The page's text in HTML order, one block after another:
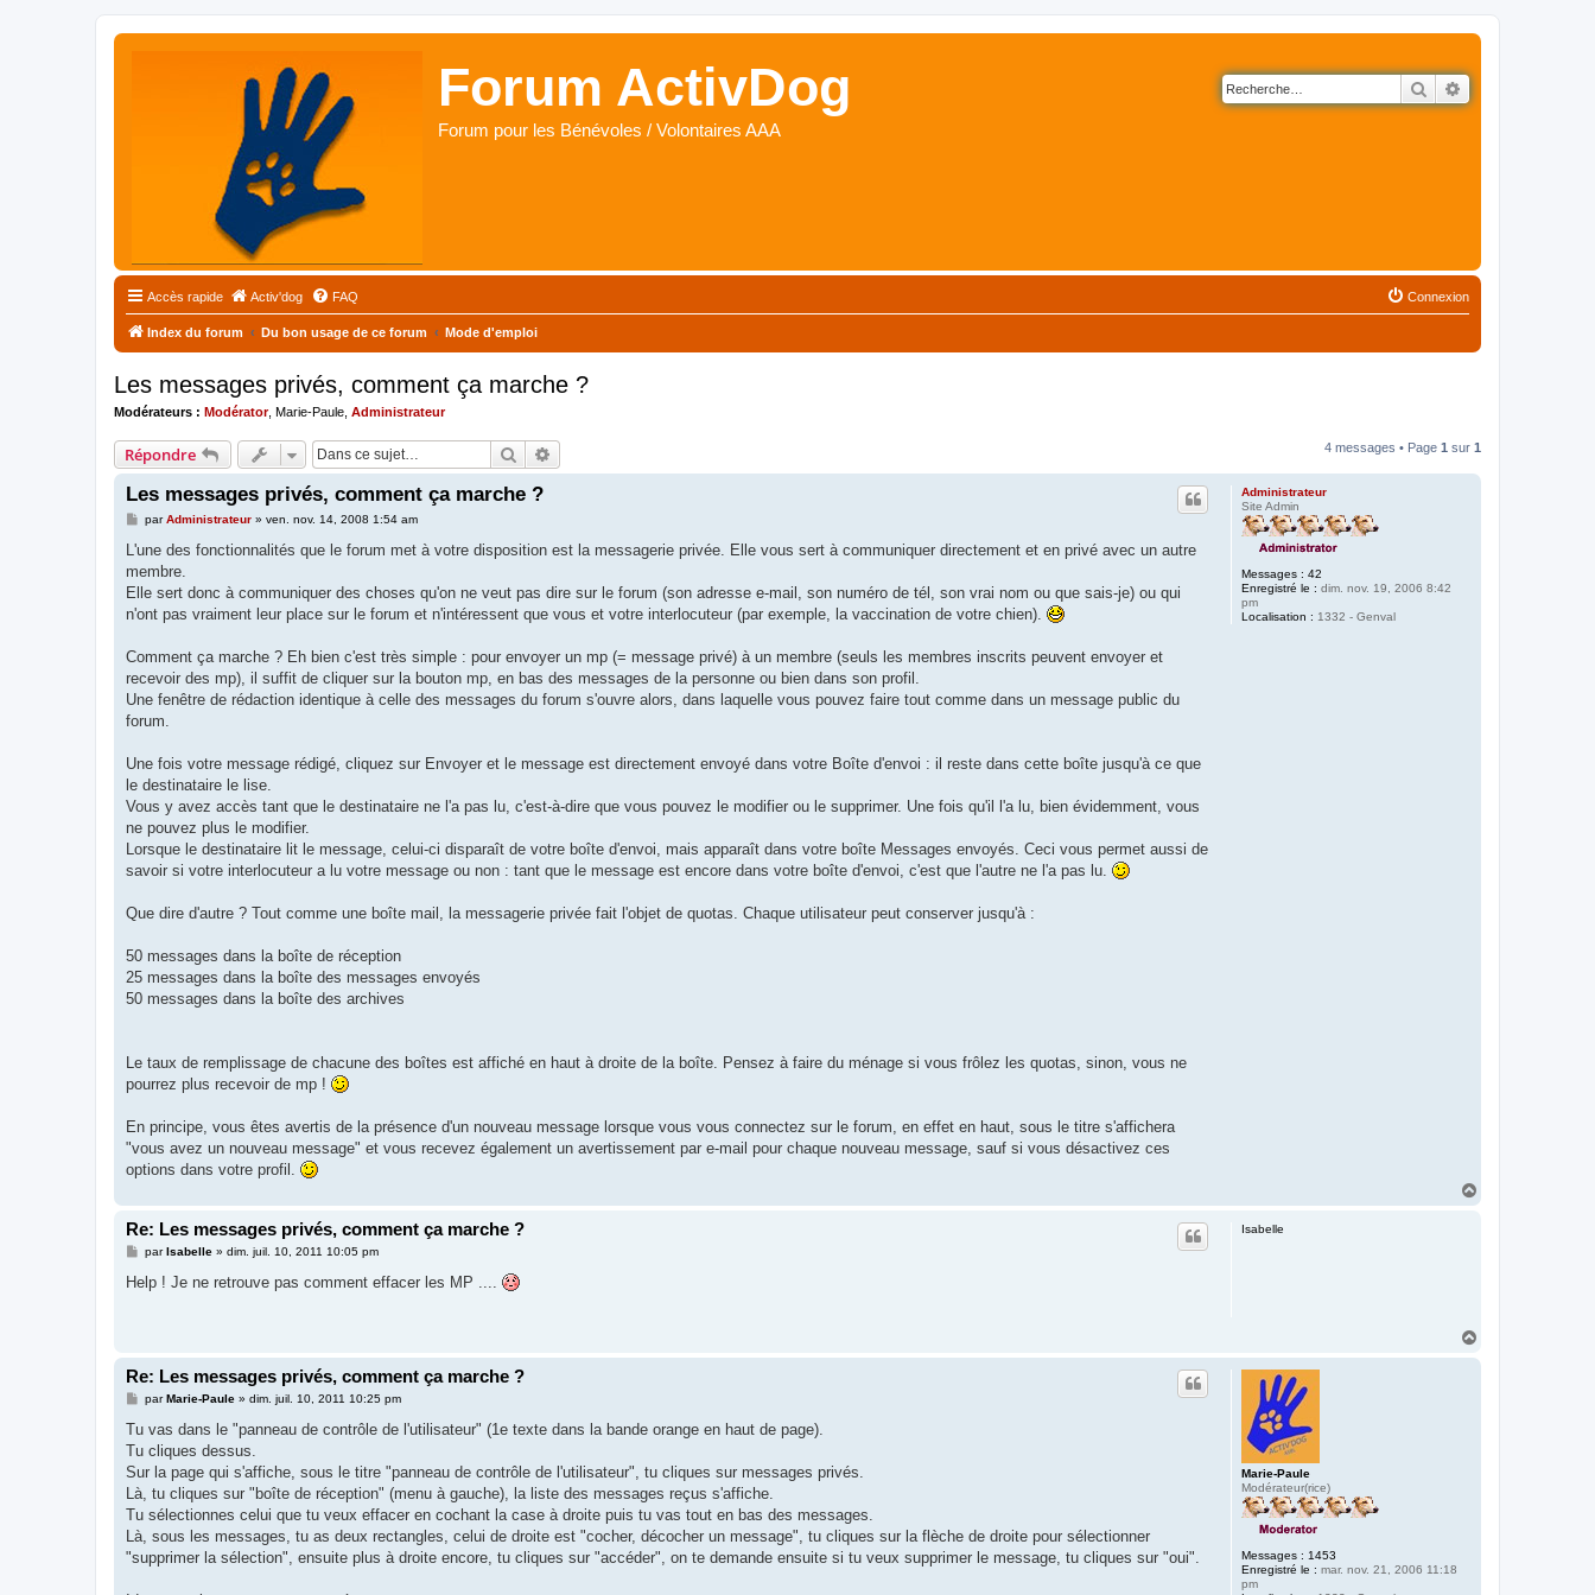
Forum ActivDog
Forum pour les Bénévoles / Volontaires AAA
Rechercher
Accès rapide Activ'dog FAQ Connexion
Index du forum Du bon usage de ce forum Mode d'emploi
Les messages privés, comment ça marche ?
Modérateurs : Modérator, Marie-Paule Administrateur
Répondre Rechercher 4 messages • Page 1 sur 1
Administrateur
Site Admin
Messages : 42
Enregistré le : dim. nov. 19, 2006 8:42
pm
Localisation : 1332 - Genval
Les messages privés, comment ça marche ?
M
s
a
g
parAdministrateur» ven. nov. 14, 2008 1:54 am
L'une des fonctionnalités que le forum met à votre disposition est la messagerie privée. Elle vous sert à communiquer directement et en privé avec un autre
membre.
Elle sert donc à communiquer des choses qu'on ne veut pas dire sur le forum (son adresse e-mail, son numéro de tél, son vrai nom ou que sais-je) ou qui
n'ont pas vraiment leur place sur le forum et n'intéressent que vous et votre interlocuteur (par exemple, la vaccination de votre chien).
Comment ça marche ? Eh bien c'est très simple : pour envoyer un mp (= message privé) à un membre (seuls les membres inscrits peuvent envoyer et
recevoir des mp), il suffit de cliquer sur la bouton mp, en bas des messages de la personne ou bien dans son profil.
Une fenêtre de rédaction identique à celle des messages du forum s'ouvre alors, dans laquelle vous pouvez faire tout comme dans un message public du
forum.
Une fois votre message rédigé, cliquez sur Envoyer et le message est directement envoyé dans votre Boîte d'envoi : il reste dans cette boîte jusqu'à ce que
le destinataire le lise.
Vous y avez accès tant que le destinataire ne l'a pas lu, c'est-à-dire que vous pouvez le modifier ou le supprimer. Une fois qu'il l'a lu, bien évidemment, vous
ne pouvez plus le modifier.
Lorsque le destinataire lit le message, celui-ci disparaît de votre boîte d'envoi, mais apparaît dans votre boîte Messages envoyés. Ceci vous permet aussi de
savoir si votre interlocuteur a lu votre message ou non : tant que le message est encore dans votre boîte d'envoi, c'est que l'autre ne l'a pas lu.
Que dire d'autre ? Tout comme une boîte mail, la messagerie privée fait l'objet de quotas. Chaque utilisateur peut conserver jusqu'à :
50 messages dans la boîte de réception
25 messages dans la boîte des messages envoyés
50 messages dans la boîte des archives
Le taux de remplissage de chacune des boîtes est affiché en haut à droite de la boîte. Pensez à faire du ménage si vous frôlez les quotas, sinon, vous ne
pourrez plus recevoir de mp !
En principe, vous êtes avertis de la présence d'un nouveau message lorsque vous vous connectez sur le forum, en effet en haut, sous le titre s'affichera
"vous avez un nouveau message" et vous recevez également un avertissement par e-mail pour chaque nouveau message, sauf si vous désactivez ces
options dans votre profil.
Isabelle
Re: Les messages privés, comment ça marche ?
M
s
parIsabelle» dim. juil. 10, 2011 10:05 pm
Help ! Je ne retrouve pas comment effacer les MP ....
Marie-Paule
Modérateur(rice)
Messages : 1453
Enregistré le : mar. nov. 21, 2006 11:18
pm
Re: Les messages privés, comment ça marche ?
M
s
a
g
parMarie-Paule» dim. juil. 10, 2011 10:25 pm
Tu vas dans le "panneau de contrôle de l'utilisateur" (1e texte dans la bande orange en haut de page).
Tu cliques dessus.
Sur la page qui s'affiche, sous le titre "panneau de contrôle de l'utilisateur", tu cliques sur messages privés.
Là, tu cliques sur "boîte de réception" (menu à gauche), la liste des messages reçus s'affiche.
Tu sélectionnes celui que tu veux effacer en cochant la case à droite puis tu vas tout en bas des messages.
Là, sous les messages, tu as deux rectangles, celui de droite est "cocher, décocher un message", tu cliques sur la flèche de droite pour sélectionner
"supprimer la sélection", ensuite plus à droite encore, tu cliques sur "accéder", on te demande ensuite si tu veux supprimer le message, tu cliques sur "oui".